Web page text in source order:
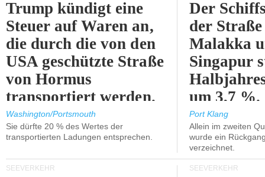
Trump kündigt eine
Steuer auf Waren an,
die durch die von den
USA geschützte Straße
von Hormus
transportiert werden.
Washington/Portsmouth
Sie dürfte 20 % des Wertes der
transportierten Ladungen entsprechen.
Der
der
Malakka
Singapur
um 3,7 %.
Port Klang
Allein im zweiten
wurde ein
verzeichnet.
SEEVERKEHR SEEVERKEHR